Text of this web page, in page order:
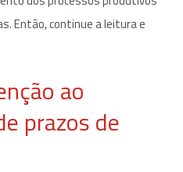
Então, continue a leitura e
ao
prazos de